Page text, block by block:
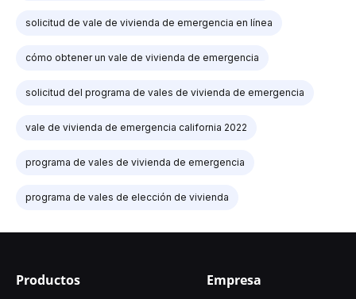
solicitud de vale de vivienda de emergencia en línea
cómo obtener un vale de vivienda de emergencia
solicitud del programa de vales de vivienda de emergencia
vale de vivienda de emergencia california 2022
programa de vales de vivienda de emergencia
programa de vales de elección de vivienda
Productos Empresa